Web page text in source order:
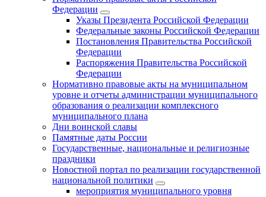
Федерации
Указы Президента Российской Федерации
Федеральные законы Российской Федерации
Постановления Правительства Российской
Федерации
Распоряжения Правительства Российской
Федерации
Нормативно правовые акты на муниципальном
уровне и отчеты администрации муниципального
образования о реализации комплексного
муниципального плана
Дни воинской славы
Памятные даты России
Государственные, национальные и религиозные
праздники
Новостной портал по реализации государственной
национальной политики
мероприятия муниципального уровня